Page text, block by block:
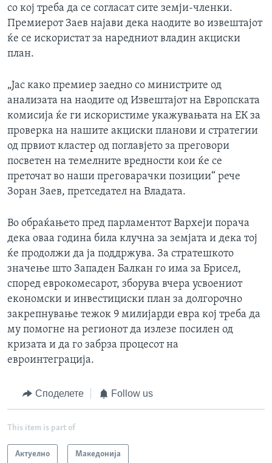
со кој треба да се согласат сите земји-членки.
Премиерот Заев најави дека наодите во извештајот
ќе се искористат за наредниот владин акциски
план.
„Јас како премиер заедно со министрите од
анализата на наодите од Извештајот на Европската
комисија ќе ги искористиме укажувањата на ЕК за
проверка на нашите акциски планови и стратегии
од првиот кластер од поглавјето за преговори
посветен на темелните вредности кои ќе се
преточат во наши преговарачки позиции“ рече
Зоран Заев, претседател на Владата.
Во обраќањето пред парламентот Вархеји порача
дека оваа година била клучна за земјата и дека тој
ќе продолжи да ја поддржува. За стратешкото
значење што Западен Балкан го има за Брисел,
според еврокомесарот, зборува вчера усвоениот
економски и инвестициски план за долгорочно
закрепнување тежок 9 милијарди евра кој треба да
му помогне на регионот да излезе посилен од
кризата и да го забрза процесот на
евроинтеграција.
Споделете Follow us
This item is part of
Актуелно Македонија